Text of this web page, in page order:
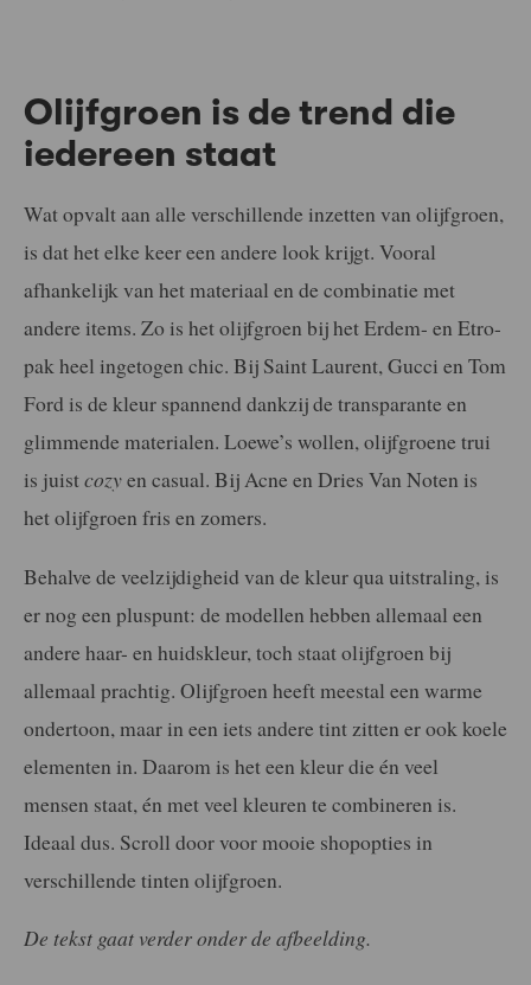
Olijfgroen is de trend die
iedereen staat
Wat opvalt aan alle verschillende inzetten van olijfgroen,
is dat het elke keer een andere look krijgt. Vooral
afhankelijk van het materiaal en de combinatie met
andere items. Zo is het olijfgroen bij het Erdem- en Etro-
pak heel ingetogen chic. Bij Saint Laurent, Gucci en Tom
Ford is de kleur spannend dankzij de transparante en
glimmende materialen. Loewe’s wollen, olijfgroene trui
is juistcozyen casual. Bij Acne en Dries Van Noten is
het olijfgroen fris en zomers.
Behalve de veelzijdigheid van de kleur qua uitstraling, is
er nog een pluspunt: de modellen hebben allemaal een
andere haar- en huidskleur, toch staat olijfgroen bij
allemaal prachtig. Olijfgroen heeft meestal een warme
ondertoon, maar in een iets andere tint zitten er ook koele
elementen in. Daarom is het een kleur die én veel
mensen staat, én met veel kleuren te combineren is.
Ideaal dus. Scroll door voor mooie shopopties in
verschillende tinten olijfgroen.
De tekst gaat verder onder de afbeelding.